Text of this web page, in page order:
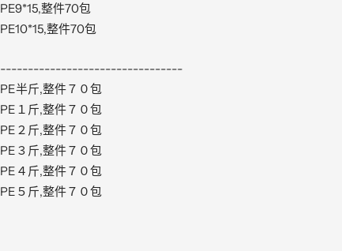
PE9*15,整件70包
PE10*15,整件70包
---------------------------------
PE半斤,整件７０包
PE１斤,整件７０包
PE２斤,整件７０包
PE３斤,整件７０包
PE４斤,整件７０包
PE５斤,整件７０包